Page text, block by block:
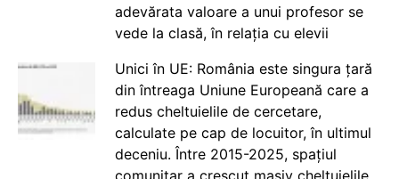
adevărata valoare a unui profesor se
vede la clasă, în relația cu elevii
Unici în UE: România este singura țară
din întreaga Uniune Europeană care a
redus cheltuielile de cercetare,
calculate pe cap de locuitor, în ultimul
deceniu. Între 2015-2025, spațiul
comunitar a crescut masiv cheltuielile